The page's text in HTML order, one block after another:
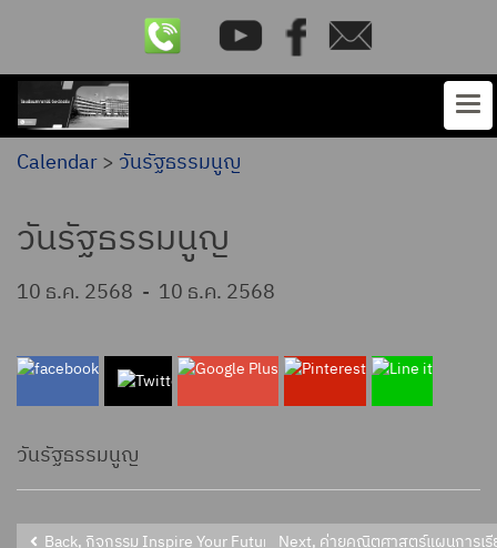
Calendar> วันรัฐธรรมนูญ
วันรัฐธรรมนูญ
10 ธ.ค. 2568 - 10 ธ.ค. 2568
วันรัฐธรรมนูญ
Back, กิจกรรม Inspire Your Future:จุดประกายอนาคตด้วยภาษาและ